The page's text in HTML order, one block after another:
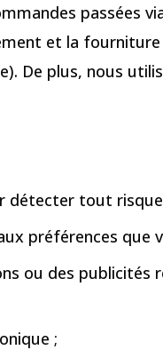
passées
et la
De plus, nous
détecter tout
préférences que
ou des publicités
;